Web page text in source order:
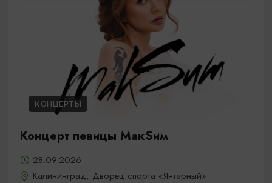
КОНЦЕРТЫ
Концерт певицы МакSим
28.09.2026
Калининград, Дворец спорта «Янтарный»